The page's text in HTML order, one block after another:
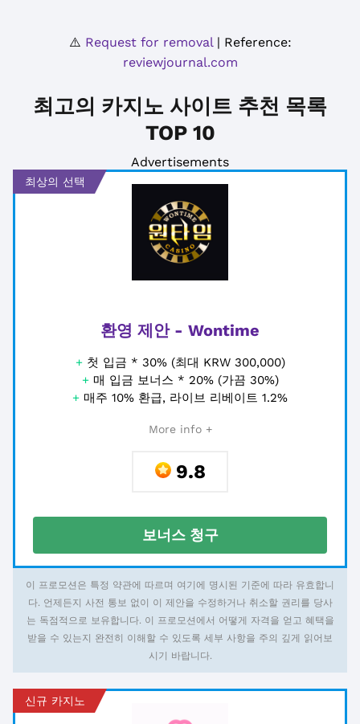
⚠️ Request for removal| Reference:
reviewjournal.com
최고의 카지노 사이트 추천 목록
TOP 10
Advertisements
최상의 선택
환영 제안 - Wontime
+ 첫 입금 * 30% (최대 KRW 300,000)
+ 매 입금 보너스 * 20% (가끔 30%)
+ 매주 10% 환급, 라이브 리베이트 1.2%
More info +
9.8
보너스 청구
이 프로모션은 특정 약관에 따르며 여기에 명시된 기준에 따라 유효합니
다. 언제든지 사전 통보 없이 이 제안을 수정하거나 취소할 권리를 당사
는 독점적으로 보유합니다. 이 프로모션에서 어떻게 자격을 얻고 혜택을
받을 수 있는지 완전히 이해할 수 있도록 세부 사항을 주의 깊게 읽어보
시기 바랍니다.
신규 카지노